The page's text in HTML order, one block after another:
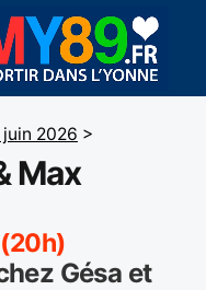
juin 2026 >
Max
Gésa et